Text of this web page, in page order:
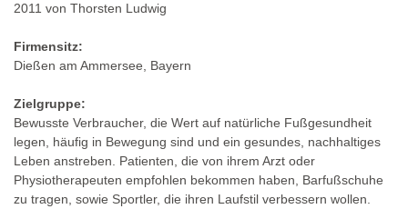
2011 von Thorsten Ludwig
Firmensitz:
Dießen am Ammersee, Bayern
Zielgruppe:
Bewusste Verbraucher, die Wert auf natürliche Fußgesundheit
legen, häufig in Bewegung sind und ein gesundes, nachhaltiges
Leben anstreben. Patienten, die von ihrem Arzt oder
Physiotherapeuten empfohlen bekommen haben, Barfußschuhe
zu tragen, sowie Sportler, die ihren Laufstil verbessern wollen.